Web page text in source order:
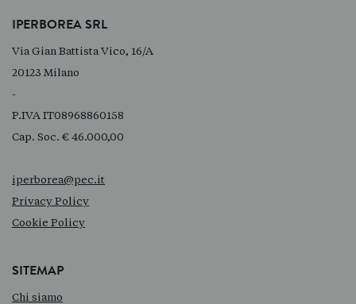
IPERBOREA SRL
Via Gian Battista Vico, 16/A
20123 Milano
-
P.IVA IT08968860158
Cap. Soc. € 46.000,00
iperborea@pec.it
Privacy Policy
Cookie Policy
SITEMAP
Chi siamo